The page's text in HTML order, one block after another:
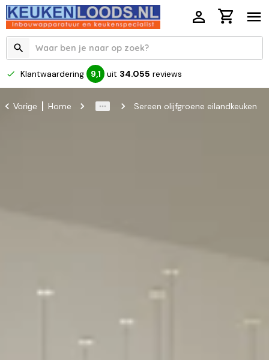
Klantwaardering 9,1 uit 34.055 reviews
Vorige Home Sereen olijfgroene eilandkeuken